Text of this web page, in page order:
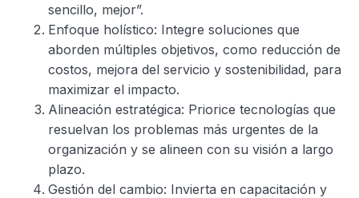
sencillo, mejor”.
Enfoque holístico: Integre soluciones que
aborden múltiples objetivos, como reducción de
costos, mejora del servicio y sostenibilidad, para
maximizar el impacto.
Alineación estratégica: Priorice tecnologías que
resuelvan los problemas más urgentes de la
organización y se alineen con su visión a largo
plazo.
Gestión del cambio: Invierta en capacitación y